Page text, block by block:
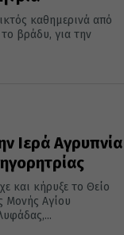
καθημερινά από
βράδυ, για την
Ιερά Αγρυπνία
και κήρυξε το Θείο
Μονής Αγίου